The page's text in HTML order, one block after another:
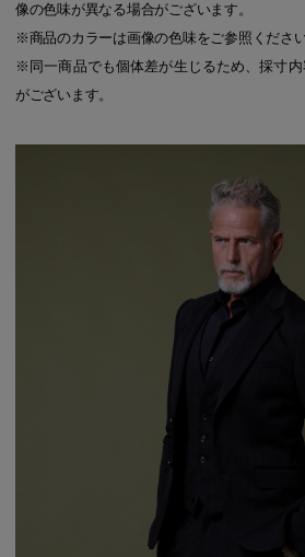
像の色味が異なる場合がございます。
※商品のカラーは画像の色味をご参照ください
※同一商品でも個体差が生じるため、採寸
がございます。